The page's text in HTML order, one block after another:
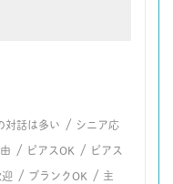
対話は多い / シニア応
/ ピアスOK / ピアス
/ ブランクOK / 主